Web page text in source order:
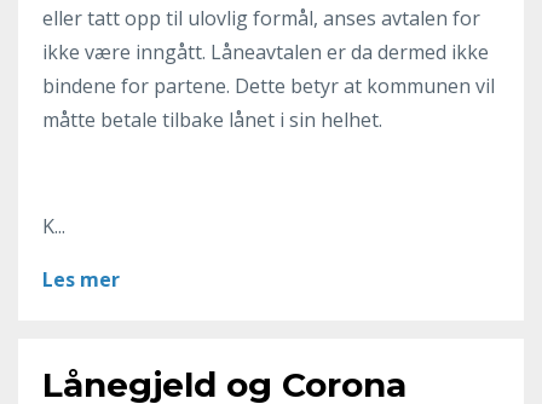
eller tatt opp til ulovlig formål, anses avtalen for
ikke være inngått. Låneavtalen er da dermed ikke
bindene for partene. Dette betyr at kommunen vil
måtte betale tilbake lånet i sin helhet.
K...
Les mer
Lånegjeld og Corona